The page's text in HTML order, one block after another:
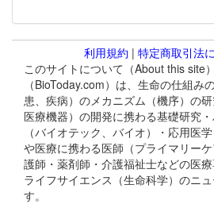
利用規約 | 特定商取引法
このサイトについて（About this site
（BioToday.com）は、生命の仕組み
患、疾病）のメカニズム（機序）の研
医療機器）の開発に携わる基礎研究
（バイオテック、バイオ）・応用医
や医療に携わる医師（プライマリー
護師・薬剤師・介護福祉士などの医
ライフサイエンス（生命科学）のニ
す。